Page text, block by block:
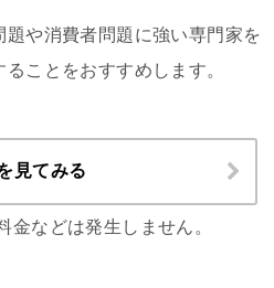
や消費者問題に強い専門家を
ことをおすすめします。
見てみる
などは発生しません。